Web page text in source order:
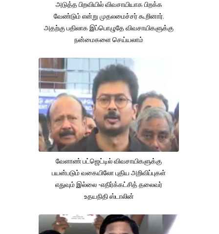
அடுத்த பிறவியில் விவசாயியாக பிறக்க
வேண்டும் என்று முதலமைச்சர் கூறினார்.
அதற்கு பதிலாக இப்பொழுதே விவசாயிகளுக்கு
நன்மைகளை செய்யலாம்
வேளாண் பட்ஜெட்டில் விவசாயிகளுக்கு
பயன்படும் வகையிலோ புதிய அறிவிப்புகள்
எதுவும் இல்லை -எதிர்க்கட்சித் தலைவர்
உதயநிதி ஸ்டாலின்